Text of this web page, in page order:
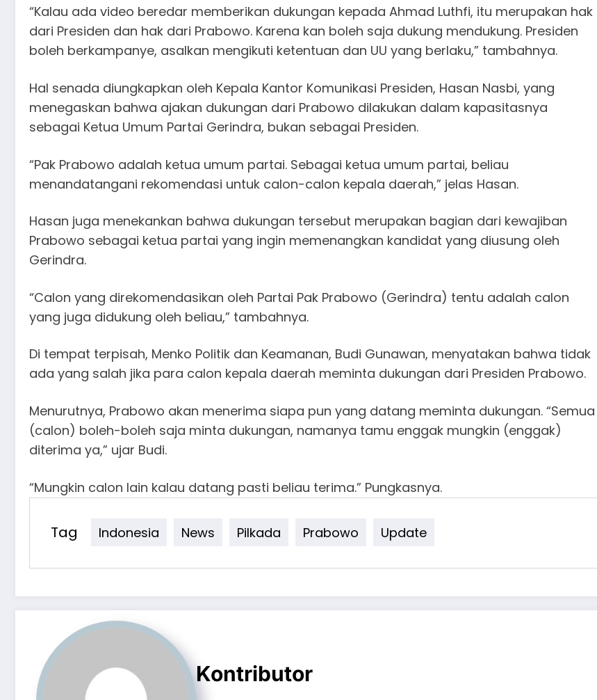
“Kalau ada video beredar memberikan dukungan kepada Ahmad Luthfi, itu merupakan hak
dari Presiden dan hak dari Prabowo. Karena kan boleh saja dukung mendukung. Presiden
boleh berkampanye, asalkan mengikuti ketentuan dan UU yang berlaku,” tambahnya.
Hal senada diungkapkan oleh Kepala Kantor Komunikasi Presiden, Hasan Nasbi, yang
menegaskan bahwa ajakan dukungan dari Prabowo dilakukan dalam kapasitasnya
sebagai Ketua Umum Partai Gerindra, bukan sebagai Presiden.
“Pak Prabowo adalah ketua umum partai. Sebagai ketua umum partai, beliau
menandatangani rekomendasi untuk calon-calon kepala daerah,” jelas Hasan.
Hasan juga menekankan bahwa dukungan tersebut merupakan bagian dari kewajiban
Prabowo sebagai ketua partai yang ingin memenangkan kandidat yang diusung oleh
Gerindra.
“Calon yang direkomendasikan oleh Partai Pak Prabowo (Gerindra) tentu adalah calon
yang juga didukung oleh beliau,” tambahnya.
Di tempat terpisah, Menko Politik dan Keamanan, Budi Gunawan, menyatakan bahwa tidak
ada yang salah jika para calon kepala daerah meminta dukungan dari Presiden Prabowo.
Menurutnya, Prabowo akan menerima siapa pun yang datang meminta dukungan. “Semua
(calon) boleh-boleh saja minta dukungan, namanya tamu enggak mungkin (enggak)
diterima ya,” ujar Budi.
“Mungkin calon lain kalau datang pasti beliau terima.” Pungkasnya.
Tag Indonesia News Pilkada Prabowo Update
Kontributor